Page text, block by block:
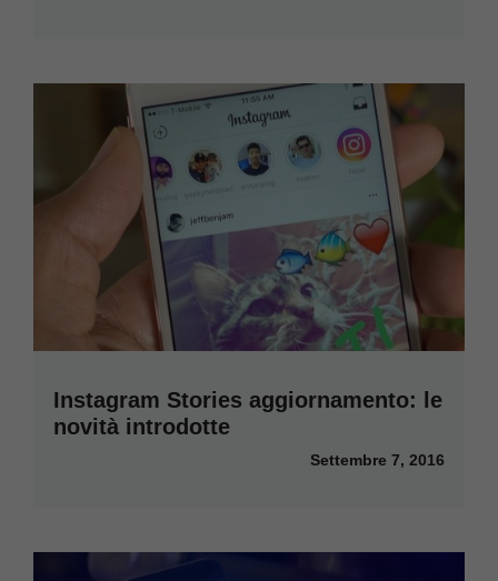
Instagram Stories aggiornamento: le
novità introdotte
Settembre 7, 2016